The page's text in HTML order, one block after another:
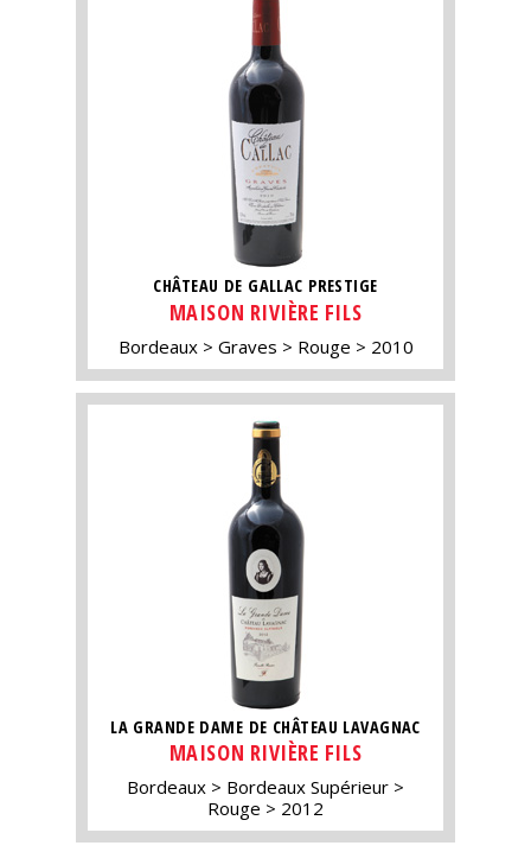
CHÂTEAU DE GALLAC PRESTIGE
MAISON RIVIÈRE FILS
Bordeaux Graves Rouge 2010
LA GRANDE DAME DE CHÂTEAU LAVAGNAC
MAISON RIVIÈRE FILS
Bordeaux
Bordeaux Supérieur
Rouge
2012